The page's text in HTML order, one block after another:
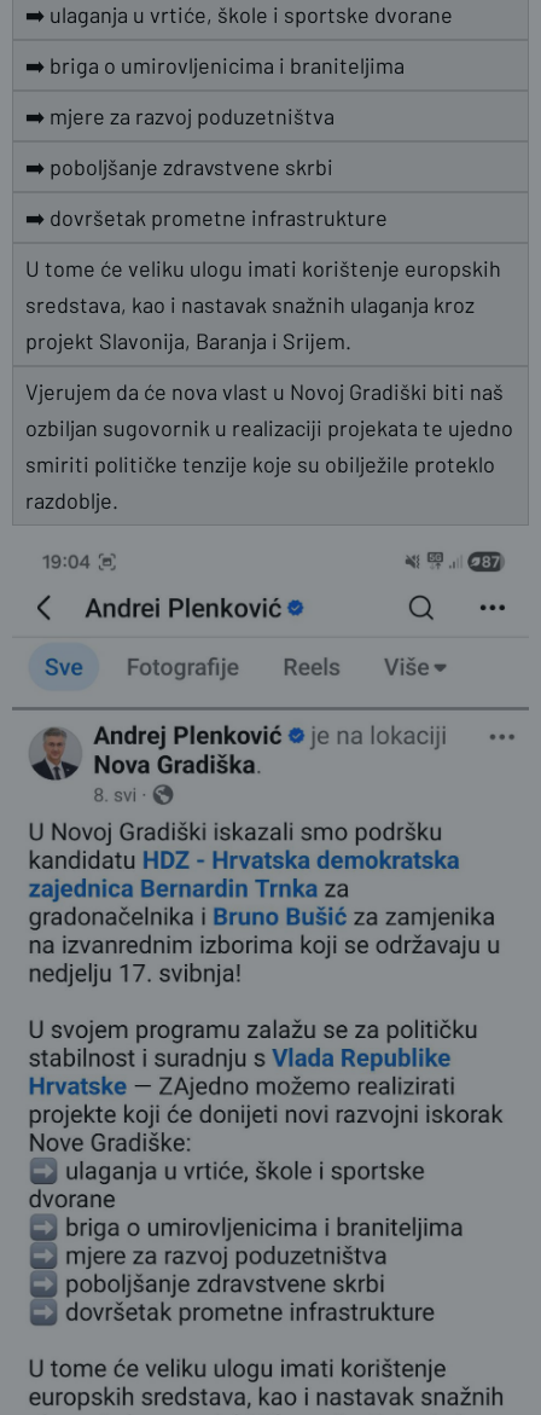
➡️ ulaganja u vrtiće, škole i sportske dvorane
➡️ briga o umirovljenicima i braniteljima
➡️ mjere za razvoj poduzetništva
➡️ poboljšanje zdravstvene skrbi
➡️ dovršetak prometne infrastrukture
U tome će veliku ulogu imati korištenje europskih
sredstava, kao i nastavak snažnih ulaganja kroz
projekt Slavonija, Baranja i Srijem.
Vjerujem da će nova vlast u Novoj Gradiški biti naš
ozbiljan sugovornik u realizaciji projekata te ujedno
smiriti političke tenzije koje su obilježile proteklo
razdoblje.